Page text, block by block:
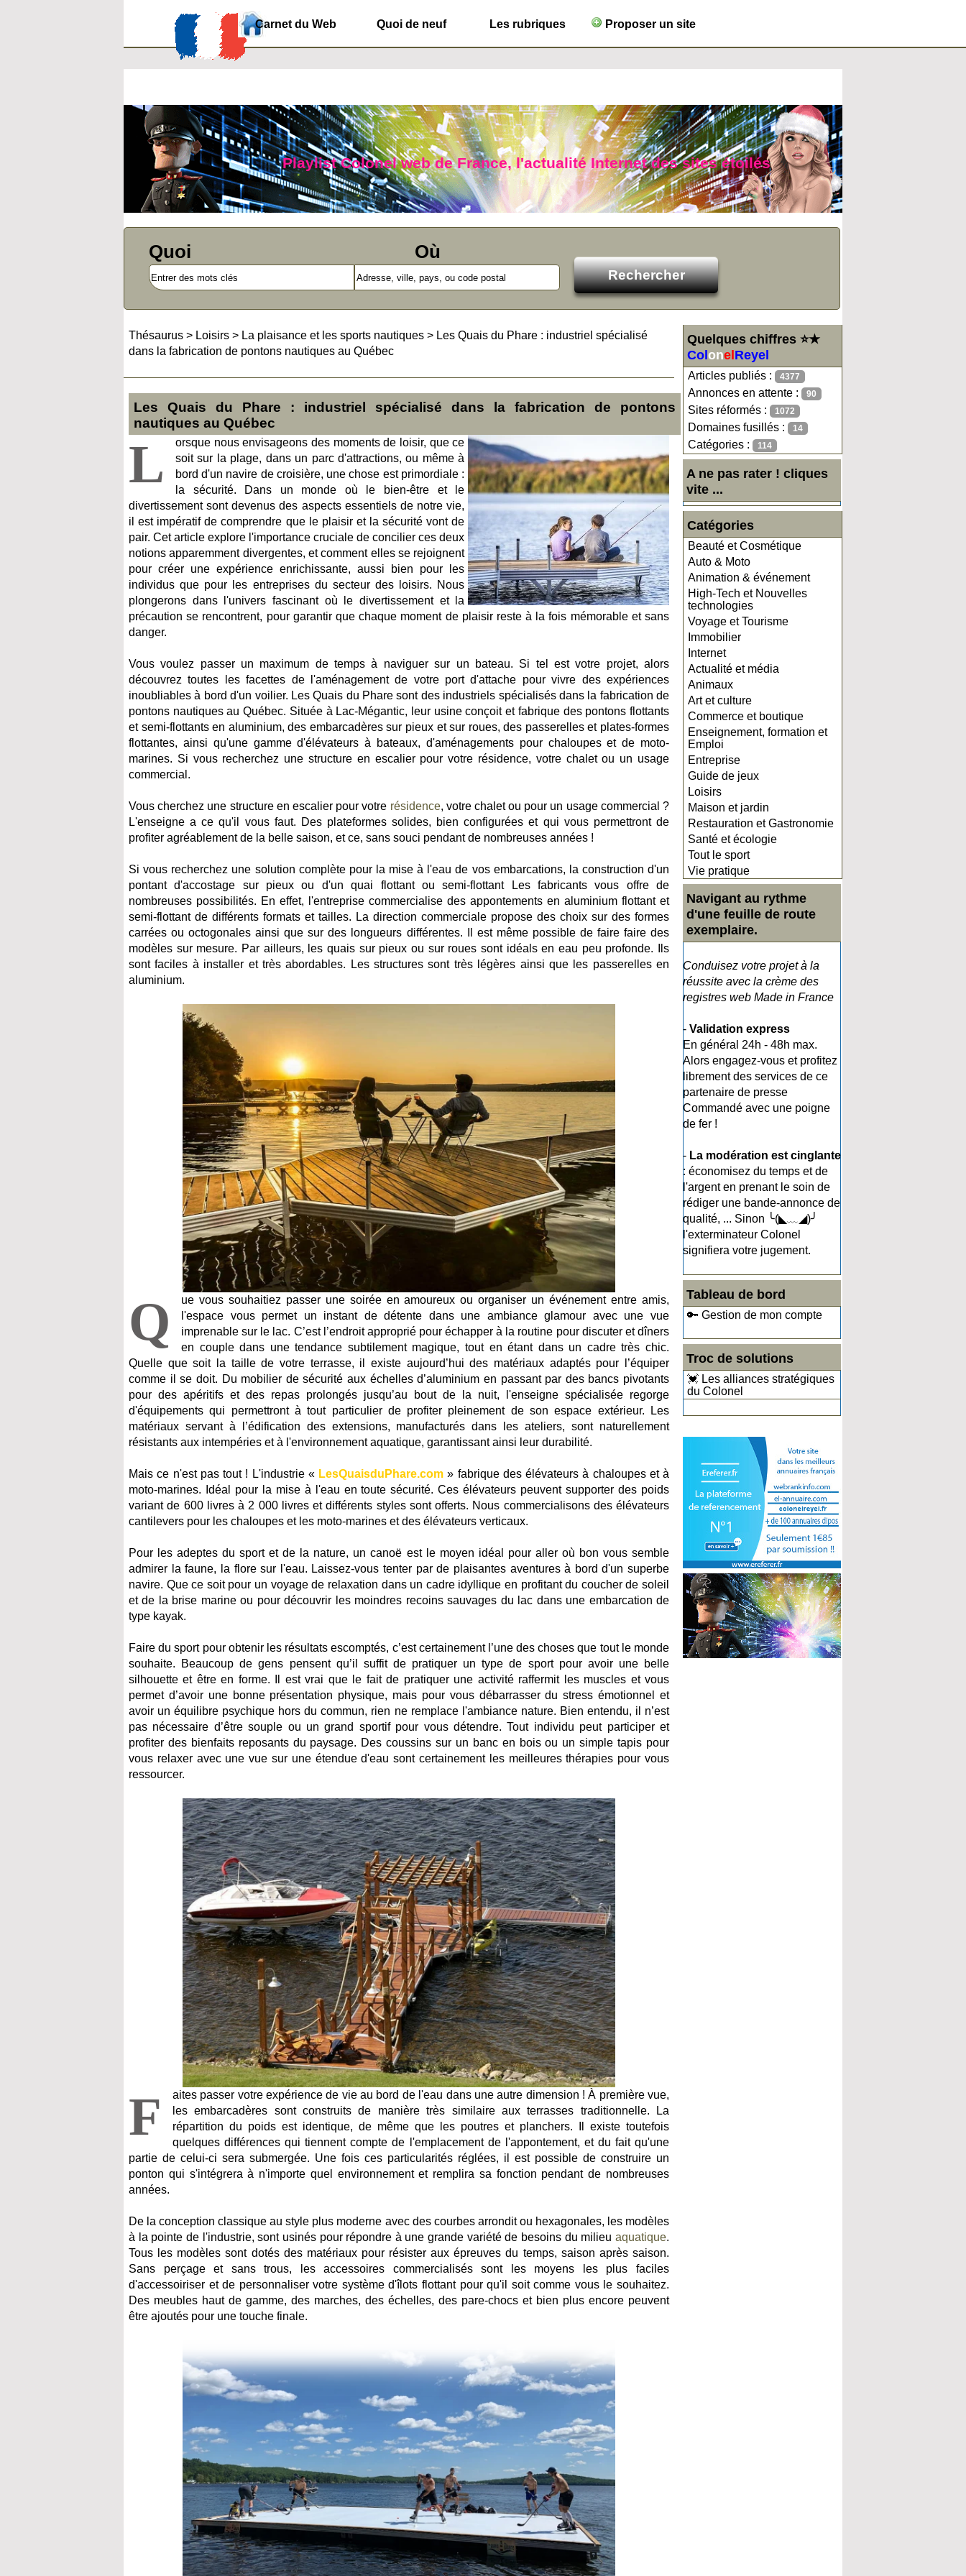
Carnet du Web Quoi de neuf Les rubriques Proposer un site
Playlist Colonel web de France, l'actualité Internet des sites étoilés
Quoi Où
Quelques chiffres ⭐★
Col onel Reyel
Articles publiés : 4377
Annonces en attente : 90
Sites réformés : 1072
Domaines fusillés : 14
Catégories : 114
A ne pas rater ! cliques
vite ...
Catégories
Beauté et Cosmétique
Auto & Moto
Animation & événement
High-Tech et Nouvelles
technologies
Voyage et Tourisme
Immobilier
Internet
Actualité et média
Animaux
Art et culture
Commerce et boutique
Enseignement, formation et
Emploi
Entreprise
Guide de jeux
Loisirs
Maison et jardin
Restauration et Gastronomie
Santé et écologie
Tout le sport
Vie pratique
Navigant au rythme
d'une feuille de route
exemplaire.
Conduisez votre projet à la
réussite avec la crème des
registres web Made in France
- Validation express
En général 24h - 48h max.
Alors engagez-vous et profitez
librement des services de ce
partenaire de presse
Commandé avec une poigne
de fer !
- La modération est cinglante
: économisez du temps et de
l'argent en prenant le soin de
rédiger une bande-annonce de
qualité, ... Sinon ╰(◣﹏◢)╯
l'exterminateur Colonel
signifiera votre jugement.
Tableau de bord
🔑 Gestion de mon compte
Troc de solutions
💓 Les alliances stratégiques
du Colonel
Thésaurus > Loisirs > La plaisance et les sports nautiques > Les Quais du Phare : industriel spécialisé
dans la fabrication de pontons nautiques au Québec
Les Quais du Phare : industriel spécialisé dans la fabrication de pontons
nautiques au Québec
L
orsque nous envisageons des moments de loisir, que ce
soit sur la plage, dans un parc d'attractions, ou même à
bord d'un navire de croisière, une chose est primordiale :
la sécurité. Dans un monde où le bien-être et le
divertissement sont devenus des aspects essentiels de notre vie,
il est impératif de comprendre que le plaisir et la sécurité vont de
pair. Cet article explore l'importance cruciale de concilier ces deux
notions apparemment divergentes, et comment elles se rejoignent
pour créer une expérience enrichissante, aussi bien pour les
individus que pour les entreprises du secteur des loisirs. Nous
plongerons dans l'univers fascinant où le divertissement et la
précaution se rencontrent, pour garantir que chaque moment de plaisir reste à la fois mémorable et sans
danger.
Vous voulez passer un maximum de temps à naviguer sur un bateau. Si tel est votre projet, alors
découvrez toutes les facettes de l'aménagement de votre port d'attache pour vivre des expériences
inoubliables à bord d'un voilier. Les Quais du Phare sont des industriels spécialisés dans la fabrication de
pontons nautiques au Québec. Située à Lac-Mégantic, leur usine conçoit et fabrique des pontons flottants
et semi-flottants en aluminium, des embarcadères sur pieux et sur roues, des passerelles et plates-formes
flottantes, ainsi qu'une gamme d'élévateurs à bateaux, d'aménagements pour chaloupes et de moto-
marines. Si vous recherchez une structure en escalier pour votre résidence, votre chalet ou un usage
commercial.
Vous cherchez une structure en escalier pour votre résidence, votre chalet ou pour un usage commercial ?
L'enseigne a ce qu'il vous faut. Des plateformes solides, bien configurées et qui vous permettront de
profiter agréablement de la belle saison, et ce, sans souci pendant de nombreuses années !
Si vous recherchez une solution complète pour la mise à l'eau de vos embarcations, la construction d'un
pontant d'accostage sur pieux ou d'un quai flottant ou semi-flottant Les fabricants vous offre de
nombreuses possibilités. En effet, l'entreprise commercialise des appontements en aluminium flottant et
semi-flottant de différents formats et tailles. La direction commerciale propose des choix sur des formes
carrées ou octogonales ainsi que sur des longueurs différentes. Il est même possible de faire faire des
modèles sur mesure. Par ailleurs, les quais sur pieux ou sur roues sont idéals en eau peu profonde. Ils
sont faciles à installer et très abordables. Les structures sont très légères ainsi que les passerelles en
aluminium.
Q
ue vous souhaitiez passer une soirée en amoureux ou organiser un événement entre amis,
l'espace vous permet un instant de détente dans une ambiance glamour avec une vue
imprenable sur le lac. C’est l’endroit approprié pour échapper à la routine pour discuter et dîners
en couple dans une tendance subtilement magique, tout en étant dans un cadre très chic.
Quelle que soit la taille de votre terrasse, il existe aujourd’hui des matériaux adaptés pour l’équiper
comme il se doit. Du mobilier de sécurité aux échelles d’aluminium en passant par des bancs pivotants
pour des apéritifs et des repas prolongés jusqu’au bout de la nuit, l'enseigne spécialisée regorge
d'équipements qui permettront à tout particulier de profiter pleinement de son espace extérieur. Les
matériaux servant à l’édification des extensions, manufacturés dans les ateliers, sont naturellement
résistants aux intempéries et à l'environnement aquatique, garantissant ainsi leur durabilité.
Mais ce n'est pas tout ! L'industrie « LesQuaisduPhare.com » fabrique des élévateurs à chaloupes et à
moto-marines. Idéal pour la mise à l'eau en toute sécurité. Ces élévateurs peuvent supporter des poids
variant de 600 livres à 2 000 livres et différents styles sont offerts. Nous commercialisons des élévateurs
cantilevers pour les chaloupes et les moto-marines et des élévateurs verticaux.
Pour les adeptes du sport et de la nature, un canoë est le moyen idéal pour aller où bon vous semble
admirer la faune, la flore sur l'eau. Laissez-vous tenter par de plaisantes aventures à bord d'un superbe
navire. Que ce soit pour un voyage de relaxation dans un cadre idyllique en profitant du coucher de soleil
et de la brise marine ou pour découvrir les moindres recoins sauvages du lac dans une embarcation de
type kayak.
Faire du sport pour obtenir les résultats escomptés, c’est certainement l’une des choses que tout le monde
souhaite. Beaucoup de gens pensent qu’il suffit de pratiquer un type de sport pour avoir une belle
silhouette et être en forme. Il est vrai que le fait de pratiquer une activité raffermit les muscles et vous
permet d’avoir une bonne présentation physique, mais pour vous débarrasser du stress émotionnel et
avoir un équilibre psychique hors du commun, rien ne remplace l'ambiance nature. Bien entendu, il n’est
pas nécessaire d’être souple ou un grand sportif pour vous détendre. Tout individu peut participer et
profiter des bienfaits reposants du paysage. Des coussins sur un banc en bois ou un simple tapis pour
vous relaxer avec une vue sur une étendue d'eau sont certainement les meilleures thérapies pour vous
ressourcer.
F
aites passer votre expérience de vie au bord de l'eau dans une autre dimension ! À première vue,
les embarcadères sont construits de manière très similaire aux terrasses traditionnelle. La
répartition du poids est identique, de même que les poutres et planchers. Il existe toutefois
quelques différences qui tiennent compte de l'emplacement de l'appontement, et du fait qu'une
partie de celui-ci sera submergée. Une fois ces particularités réglées, il est possible de construire un
ponton qui s'intégrera à n'importe quel environnement et remplira sa fonction pendant de nombreuses
années.
De la conception classique au style plus moderne avec des courbes arrondit ou hexagonales, les modèles
à la pointe de l'industrie, sont usinés pour répondre à une grande variété de besoins du milieu aquatique.
Tous les modèles sont dotés des matériaux pour résister aux épreuves du temps, saison après saison.
Sans perçage et sans trous, les accessoires commercialisés sont les moyens les plus faciles
d'accessoiriser et de personnaliser votre système d'îlots flottant pour qu'il soit comme vous le souhaitez.
Des meubles haut de gamme, des marches, des échelles, des pare-chocs et bien plus encore peuvent
être ajoutés pour une touche finale.